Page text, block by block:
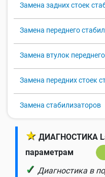
Замена задних стоек
Замена переднего
Замена втулок
Замена передних стоек
Замена стабилизаторов
★ ДИАГНОСТИКА
параметрам
✓ Диагностика в